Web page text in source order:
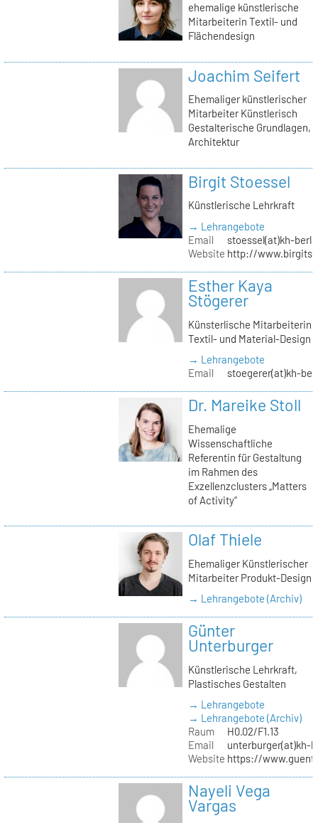
ehemalige künstlerische
Mitarbeiterin Textil- und
Flächendesign
Joachim Seifert
Ehemaliger künstlerischer
Mitarbeiter Künstlerisch
Gestalterische Grundlagen,
Architektur
Birgit Stoessel
Künstlerische Lehrkraft
→ Lehrangebote
Email
stoessel(at)kh-
Website http://
Esther Kaya
Stögerer
Künsterlische Mitarbeiterin
Textil- und Material-Design
→ Lehrangebote
Email
stoegerer(at)kh-
Dr. Mareike Stoll
Ehemalige
Wissenschaftliche
Referentin für Gestaltung
im Rahmen des
Exzellenzclusters „Matters
of Activity“
Olaf Thiele
Ehemaliger Künstlerischer
Mitarbeiter Produkt-Design
→ Lehrangebote (Archiv)
Günter
Unterburger
Künstlerische Lehrkraft,
Plastisches Gestalten
→ Lehrangebote
→ Lehrangebote (Archiv)
Raum
H0.02/F1.13
Email
unterburger(at)kh-
Website https://
Nayeli Vega
Vargas